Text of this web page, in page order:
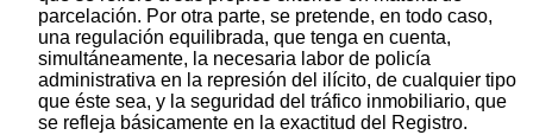
parcelación. Por otra parte, se pretende, en todo caso,
una regulación equilibrada, que tenga en cuenta,
simultáneamente, la necesaria labor de policía
administrativa en la represión del ilícito, de cualquier tipo
que éste sea, y la seguridad del tráfico inmobiliario, que
se refleja básicamente en la exactitud del Registro.